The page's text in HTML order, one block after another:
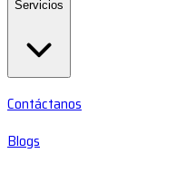
Servicios
Contáctanos
Blogs